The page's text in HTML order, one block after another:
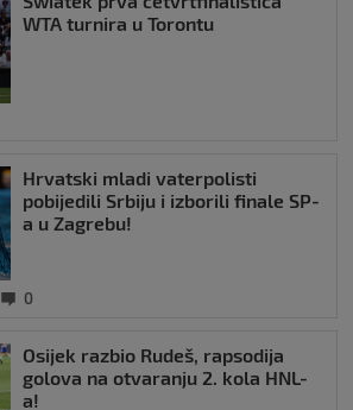
WTA turnira u Torontu
Hrvatski mladi vaterpolisti
pobijedili Srbiju i izborili finale SP-
a u Zagrebu!
0
Osijek razbio Rudeš, rapsodija
golova na otvaranju 2. kola HNL-
a!